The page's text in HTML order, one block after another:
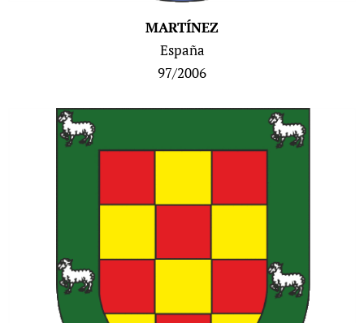
MARTÍNEZ
España
97/2006